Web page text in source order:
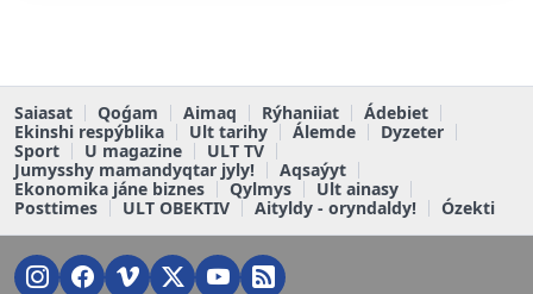
Saiasat Qoǵam Aimaq Rýhaniiat
Ádebiet
Ekinshi respýblika
Ult tarihy Álemde
Dyzeter
Sport
U magazine
ULT TV
Jumysshy mamandyqtar jyly!
Aqsaýyt
Ekonomika jáne biznes
Qylmys
Ult ainasy
Posttimes
ULT OBEKTIV Aityldy - oryndaldy! Ózekti